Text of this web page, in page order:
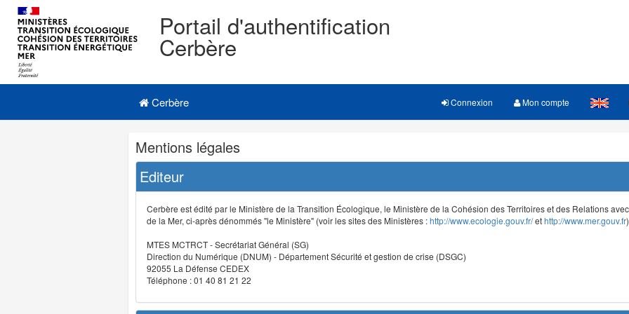
Portail d'authentification
Cerbère
Navigation
Menu principal
Cerbère Connexion Mon compte
Navigation
et
outils
annexes
Mentions légales
Editeur
Cerbère est édité par le Ministère de la Transition Écologique, le Ministère de la Cohésion des Territoires et des Relations
de la Mer, ci-après dénommés "le Ministère" (voir les sites des Ministères :http://www.ecologie.gouv.fr/ethttp://www.mer.gouv.fr
MTES MCTRCT - Secrétariat Général (SG)
Direction du Numérique (DNUM) - Département Sécurité et gestion de crise (DSGC)
92055 La Défense CEDEX
Téléphone : 01 40 81 21 22